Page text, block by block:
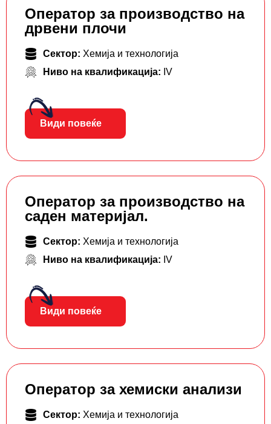
Оператор за производство на
дрвени плочи
Сектор: Хемија и технологија
Ниво на квалификација: IV
Види повеќе
Оператор за производство на
саден материјал.
Сектор: Хемија и технологија
Ниво на квалификација: IV
Види повеќе
Оператор за хемиски анализи
Сектор: Хемија и технологија